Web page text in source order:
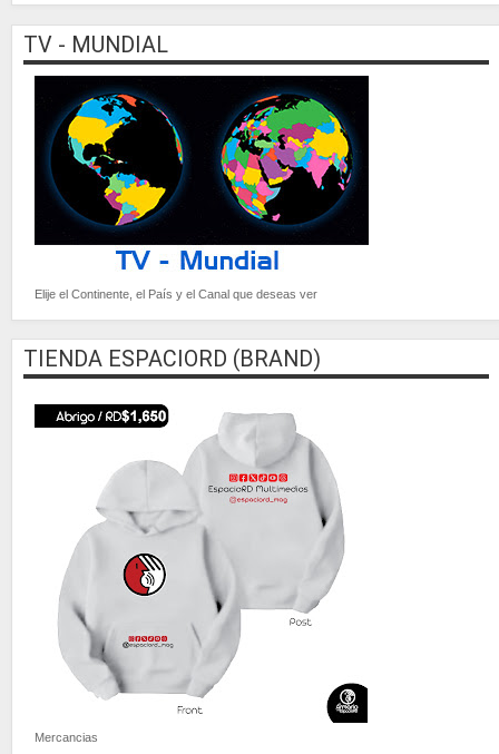
TV - MUNDIAL
Elije el Continente, el País y el Canal que deseas ver
TIENDA ESPACIORD (BRAND)
Mercancias